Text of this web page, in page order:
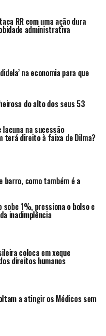
RR com uma ação dura
administrativa
na economia para que
do alto dos seus 53
na sucessão
terá direito à faixa de Dilma?
barro, como também é a
sobe 1%, pressiona o bolso e
inadimplência
coloca em xeque
direitos humanos
a atingir os Médicos sem